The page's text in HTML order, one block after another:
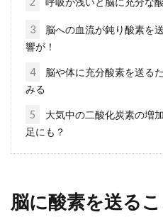
お菓子
間違い
お菓子が大
けの時
3
脳への血流が鈍り酸素を
響が！
4
脳や体に充分酸素を送る
みる
5
大気中の二酸化炭素の増
足にも？
脳に酸素を送る